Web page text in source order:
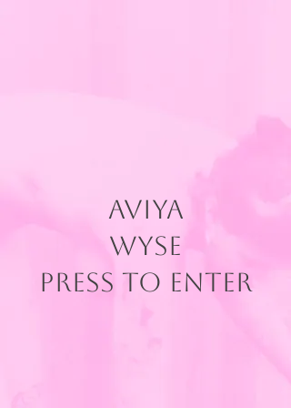
AVIYA
WYSE
press to enter